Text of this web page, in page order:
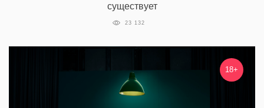
существует
23 132
18+